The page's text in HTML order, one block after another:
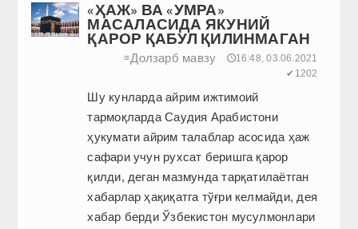
«ҲАЖ» ВА «УМРА»
МАСАЛАСИДА ЯКУНИЙ
ҚАРОР ҚАБУЛ ҚИЛИНМАГАН
≡Долзарб мавзу
🕔16:48, 03.06.2021
✔1202
Шу кунларда айрим ижтимоий
тармоқларда Саудия Арабистони
ҳукумати айрим талаблар асосида ҳаж
сафари учун рухсат беришга қарор
қилди, деган мазмунда тарқатилаётган
хабарлар ҳақиқатга тўғри келмайди, дея
хабар берди Ўзбекистон мусулмонлари